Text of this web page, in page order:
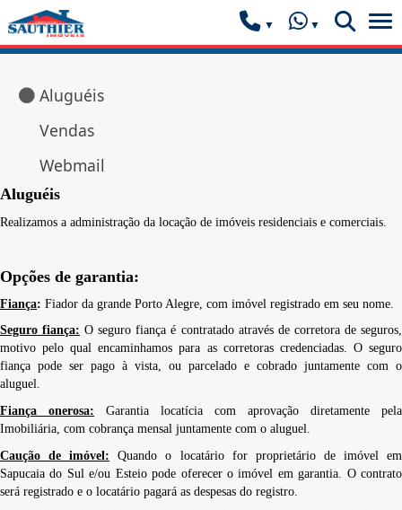
Aluguéis
Vendas
Webmail
Aluguéis
Realizamos a administração da locação de imóveis residenciais e comerciais.
Opções de garantia:
Fiança: Fiador da grande Porto Alegre, com imóvel registrado em seu nome.
Seguro fiança: O seguro fiança é contratado através de corretora de seguros,
motivo pelo qual encaminhamos para as corretoras credenciadas. O seguro
fiança pode ser pago à vista, ou parcelado e cobrado juntamente com o
aluguel.
Fiança onerosa: Garantia locatícia com aprovação diretamente pela
Imobiliária, com cobrança mensal juntamente com o aluguel.
Caução de imóvel: Quando o locatário for proprietário de imóvel em
Sapucaia do Sul e/ou Esteio pode oferecer o imóvel em garantia. O contrato
será registrado e o locatário pagará as despesas do registro.